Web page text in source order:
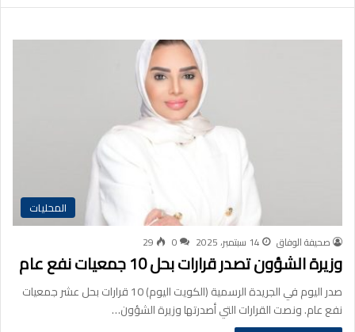
المحليات
صحيفة الوفاق 14 سبتمبر، 2025 0
29
وزيرة الشؤون تصدر قرارات بحل 10 جمعيات نفع عام
صدر اليوم في الجريدة الرسمية (الكويت اليوم) 10 قرارات بحل عشر جمعيات
نفع عام. ونصت القرارات التي أصدرتها وزيرة الشؤون…